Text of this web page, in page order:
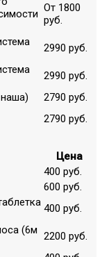
От 1800
руб.
2990 руб.
2990 руб.
2790 руб.
2790 руб.
Цена
400 руб.
600 руб.
400 руб.
(6м 2200 руб.